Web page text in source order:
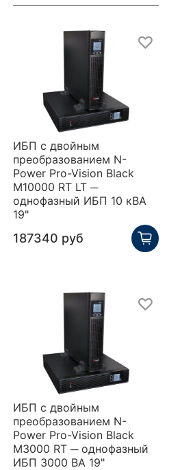
ИБП с двойным
преобразованием N-
Power Pro-Vision Black
M10000 RT LT ─
однофазный ИБП 10 кВА
19"
187340 руб
ИБП с двойным
преобразованием N-
Power Pro-Vision Black
M3000 RT ─ однофазный
ИБП 3000 ВА 19"